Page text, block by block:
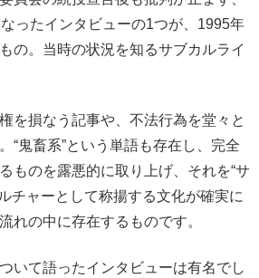
ったインタビューの1つが、1995年
の。当時の状況を知るサブカルライ
を損なう記事や、不法行為を堂々と
“鬼畜系”という単語も存在し、完全
ものを露悪的に取り上げ、それを“サ
チャーとして称揚する文化が確実に
れの中に存在するものです。
いて語ったインタビューは有名でし